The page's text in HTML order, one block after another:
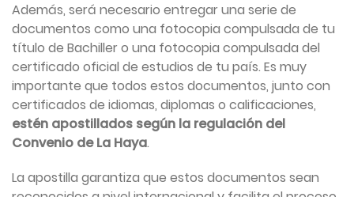
Además, será necesario entregar una serie de
documentos como una fotocopia compulsada de tu
título de Bachiller o una fotocopia compulsada del
certificado oficial de estudios de tu país. Es muy
importante que todos estos documentos, junto con
certificados de idiomas, diplomas o calificaciones,
estén apostillados según la regulación del
Convenio de La Haya.
La apostilla garantiza que estos documentos sean